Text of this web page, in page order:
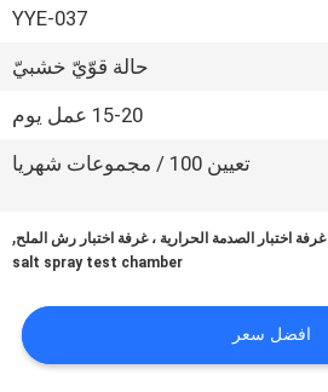
YYE-037
حالة قوّيّ خشبيّ
15-20 عمل يوم
تعيين 100 / مجموعات شهريا
غرفة اختبار الصدمة الحرارية ، غرفة اختبار رش الملح,
salt spray test chamber
افضل سعر